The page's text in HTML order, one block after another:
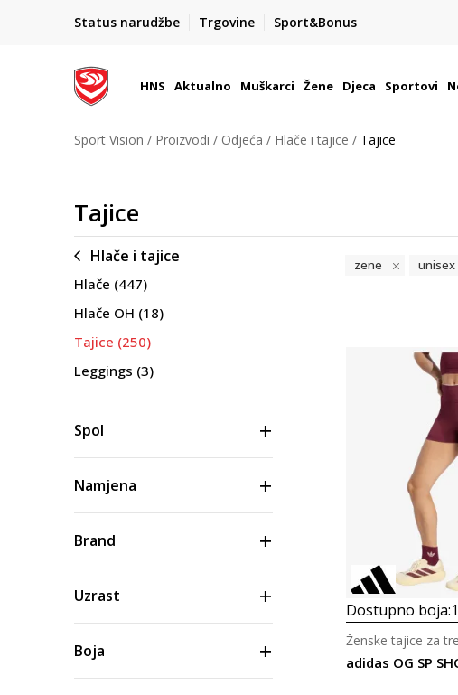
Status narudžbe Trgovine Sport&Bonus
BOX NOW
Dostava 1,50 €
| Više od 800 paketomata u Hrvatskoj
HNS Aktualno Muškarci Žene Djeca Sportovi
Sport Vision Proizvodi Odjeća Hlače i tajice Tajice
Tajice
Hlače i tajice
Hlače (447)
Hlače OH (18)
Tajice (250)
Leggings (3)
Spol
Namjena
Brand
Uzrast
Boja
zene unisex
Dostupno boja:1
adidas OG SP
Ženske tajice za